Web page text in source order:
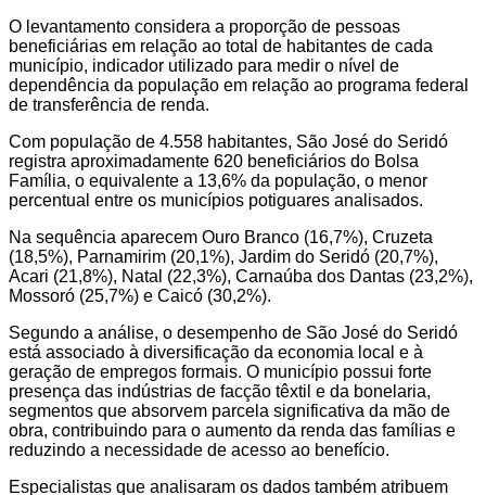
O levantamento considera a proporção de pessoas
beneficiárias em relação ao total de habitantes de cada
município, indicador utilizado para medir o nível de
dependência da população em relação ao programa federal
de transferência de renda.
Com população de 4.558 habitantes, São José do Seridó
registra aproximadamente 620 beneficiários do Bolsa
Família, o equivalente a 13,6% da população, o menor
percentual entre os municípios potiguares analisados.
Na sequência aparecem Ouro Branco (16,7%), Cruzeta
(18,5%), Parnamirim (20,1%), Jardim do Seridó (20,7%),
Acari (21,8%), Natal (22,3%), Carnaúba dos Dantas (23,2%),
Mossoró (25,7%) e Caicó (30,2%).
Segundo a análise, o desempenho de São José do Seridó
está associado à diversificação da economia local e à
geração de empregos formais. O município possui forte
presença das indústrias de facção têxtil e da bonelaria,
segmentos que absorvem parcela significativa da mão de
obra, contribuindo para o aumento da renda das famílias e
reduzindo a necessidade de acesso ao benefício.
Especialistas que analisaram os dados também atribuem